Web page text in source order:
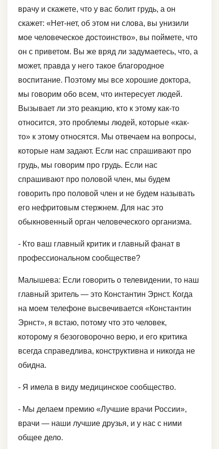
врачу и скажете, что у вас болит грудь, а он
скажет: «Нет-нет, об этом ни слова, вы унизили
мое человеческое достоинство», вы поймете, что
он с приветом. Вы же вряд ли задумаетесь, что, а
может, правда у него такое благородное
воспитание. Поэтому мы все хорошие доктора,
мы говорим обо всем, что интересует людей.
Вызывает ли это реакцию, кто к этому как-то
относится, это проблемы людей, которые «как-
то» к этому относятся. Мы отвечаем на вопросы,
которые нам задают. Если нас спрашивают про
грудь, мы говорим про грудь. Если нас
спрашивают про половой член, мы будем
говорить про половой член и не будем называть
его нефритовым стержнем. Для нас это
обыкновенный орган человеческого организма.
- Кто ваш главный критик и главный фанат в
профессиональном сообществе?
Малышева: Если говорить о телевидении, то наш
главный зритель — это Константин Эрнст. Когда
на моем телефоне высвечивается «Константин
Эрнст», я встаю, потому что это человек,
которому я безоговорочно верю, и его критика
всегда справедлива, конструктивна и никогда не
обидна.
- Я имела в виду медицинское сообщество.
- Мы делаем премию «Лучшие врачи России»,
врачи — наши лучшие друзья, и у нас с ними
общее дело.